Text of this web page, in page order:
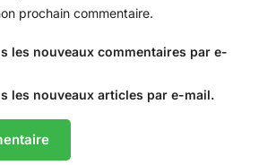
prochain commentaire.
les nouveaux commentaires par e-
les nouveaux articles par e-mail.